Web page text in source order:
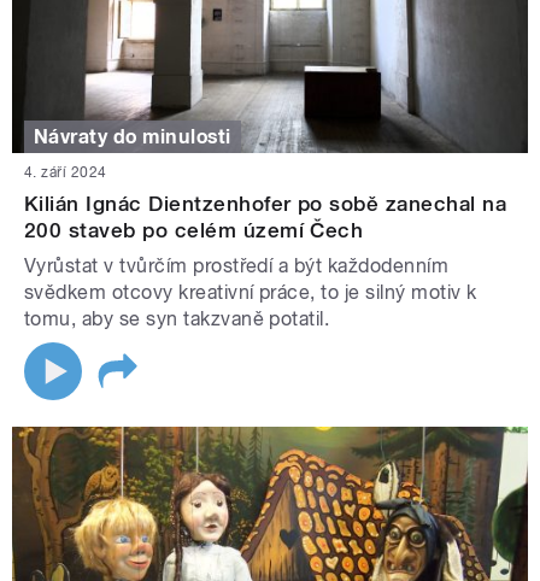
Návraty do minulosti
4. září 2024
Kilián Ignác Dientzenhofer po sobě zanechal na
200 staveb po celém území Čech
Vyrůstat v tvůrčím prostředí a být každodenním
svědkem otcovy kreativní práce, to je silný motiv k
tomu, aby se syn takzvaně potatil.